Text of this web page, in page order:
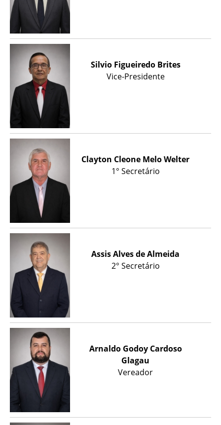
Silvio Figueiredo Brites
Vice-Presidente
Clayton Cleone Melo Welter
1° Secretário
Assis Alves de Almeida
2° Secretário
Arnaldo Godoy Cardoso
Glagau
Vereador